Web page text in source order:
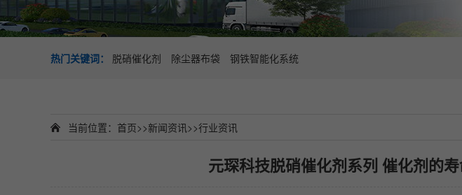
热门关键词： 脱硝催化剂 除尘器布袋 钢铁智能化系统
当前位置： 首页>>新闻资讯>>行业资讯
元琛科技脱硝催化剂系列 催化剂的寿